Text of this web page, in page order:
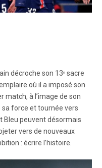
décroche son 13ᵉ sacre
où il a imposé son
match, à l’image de son
force et tournée vers
Bleu peuvent désormais
vers de nouveaux
: écrire l’histoire.